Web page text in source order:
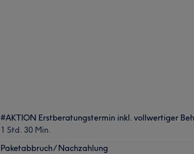
#AKTION Erstberatungstermin inkl. vollwertiger
1 Std. 30 Min.
Paketabbruch/ Nachzahlung